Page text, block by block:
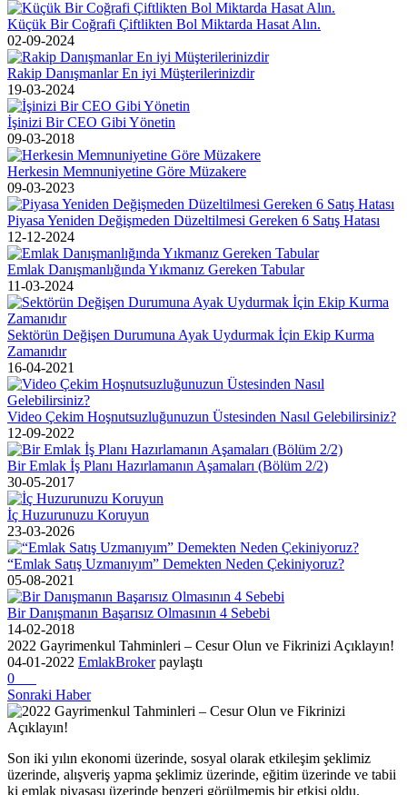
Küçük Bir Coğrafi Çiftlikten Bol Miktarda Hasat Alın.
02-09-2024
Rakip Danışmanlar En iyi Müşterilerinizdir
19-03-2024
İşinizi Bir CEO Gibi Yönetin
09-03-2018
Herkesin Memnuniyetine Göre Müzakere
09-03-2023
Piyasa Yeniden Değişmeden Düzeltilmesi Gereken 6 Satış Hatası
12-12-2024
Emlak Danışmanlığında Yıkmanız Gereken Tabular
11-03-2024
Sektörün Değişen Durumuna Ayak Uydurmak İçin Ekip Kurma
Zamanıdır
16-04-2021
Video Çekim Hoşnutsuzluğunuzun Üstesinden Nasıl Gelebilirsiniz?
12-09-2022
Bir Emlak İş Planı Hazırlamanın Aşamaları (Bölüm 2/2)
30-05-2017
İç Huzurunuzu Koruyun
23-03-2026
“Emlak Satış Uzmanıyım” Demekten Neden Çekiniyoruz?
05-08-2021
Bir Danışmanın Başarısız Olmasının 4 Sebebi
14-02-2018
2022 Gayrimenkul Tahminleri – Cesur Olun ve Fikrinizi Açıklayın!
04-01-2022 EmlakBroker paylaştı
0
Sonraki Haber
Son iki yılın ekonomi üzerinde, sosyal olarak etkileşim şeklimiz
üzerinde, alışveriş yapma şeklimiz üzerinde, eğitim üzerinde ve tabii
ki emlak piyasası üzerinde benzeri görülmemiş bir etkisi oldu.